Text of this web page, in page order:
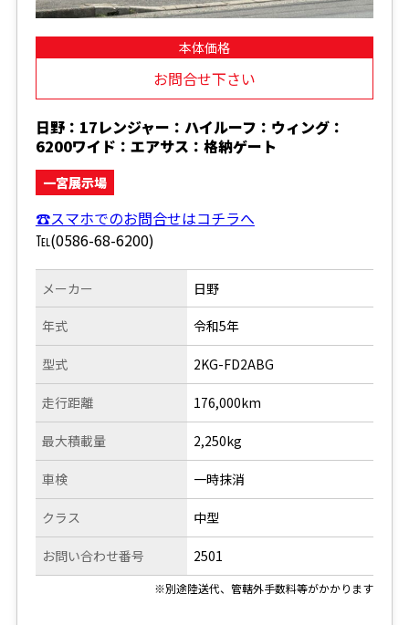
本体価格
お問合せ下さい
日野：17レンジャー：ハイルーフ：ウィング：
6200ワイド：エアサス：格納ゲート
一宮展示場
☎スマホでのお問合せはコチラへ
℡(0586-68-6200)
メーカー
年式
型式
走行距離
日野
令和5年
2KG-FD2ABG
176,000km
最大積載量
車検
クラス
お問い合わせ番号
2,250kg
一時抹消
中型
2501
※別途陸送代、管轄外手数料等がかかります